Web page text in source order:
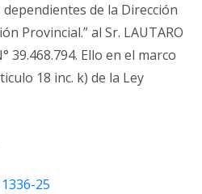
de la Dirección
Provincial.” al Sr. LAUTARO
39.468.794. Ello en el marco
18 inc. k) de la Ley
1336-25